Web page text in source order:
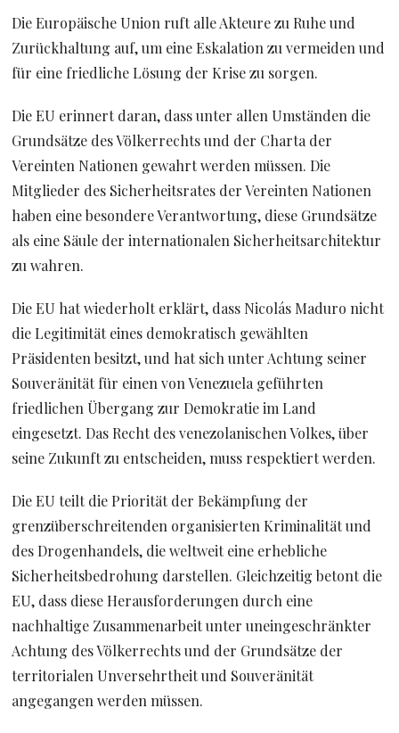
Die Europäische Union ruft alle Akteure zu Ruhe und
Zurückhaltung auf, um eine Eskalation zu vermeiden und
für eine friedliche Lösung der Krise zu sorgen.
Die EU erinnert daran, dass unter allen Umständen die
Grundsätze des Völkerrechts und der Charta der
Vereinten Nationen gewahrt werden müssen. Die
Mitglieder des Sicherheitsrates der Vereinten Nationen
haben eine besondere Verantwortung, diese Grundsätze
als eine Säule der internationalen Sicherheitsarchitektur
zu wahren.
Die EU hat wiederholt erklärt, dass Nicolás Maduro nicht
die Legitimität eines demokratisch gewählten
Präsidenten besitzt, und hat sich unter Achtung seiner
Souveränität für einen von Venezuela geführten
friedlichen Übergang zur Demokratie im Land
eingesetzt. Das Recht des venezolanischen Volkes, über
seine Zukunft zu entscheiden, muss respektiert werden.
Die EU teilt die Priorität der Bekämpfung der
grenzüberschreitenden organisierten Kriminalität und
des Drogenhandels, die weltweit eine erhebliche
Sicherheitsbedrohung darstellen. Gleichzeitig betont die
EU, dass diese Herausforderungen durch eine
nachhaltige Zusammenarbeit unter uneingeschränkter
Achtung des Völkerrechts und der Grundsätze der
territorialen Unversehrtheit und Souveränität
angegangen werden müssen.